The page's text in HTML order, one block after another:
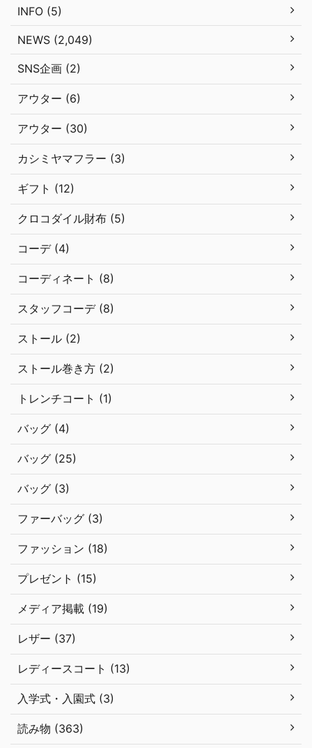
INFO (5)
NEWS (2,049)
SNS企画 (2)
アウター (6)
アウター (30)
カシミヤマフラー (3)
ギフト (12)
クロコダイル財布 (5)
コーデ (4)
コーディネート (8)
スタッフコーデ (8)
ストール (2)
ストール巻き方 (2)
トレンチコート (1)
バッグ (4)
バッグ (25)
バッグ (3)
ファーバッグ (3)
ファッション (18)
プレゼント (15)
メディア掲載 (19)
レザー (37)
レディースコート (13)
入学式・入園式 (3)
読み物 (363)